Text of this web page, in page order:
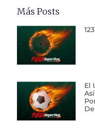
Más Posts
El